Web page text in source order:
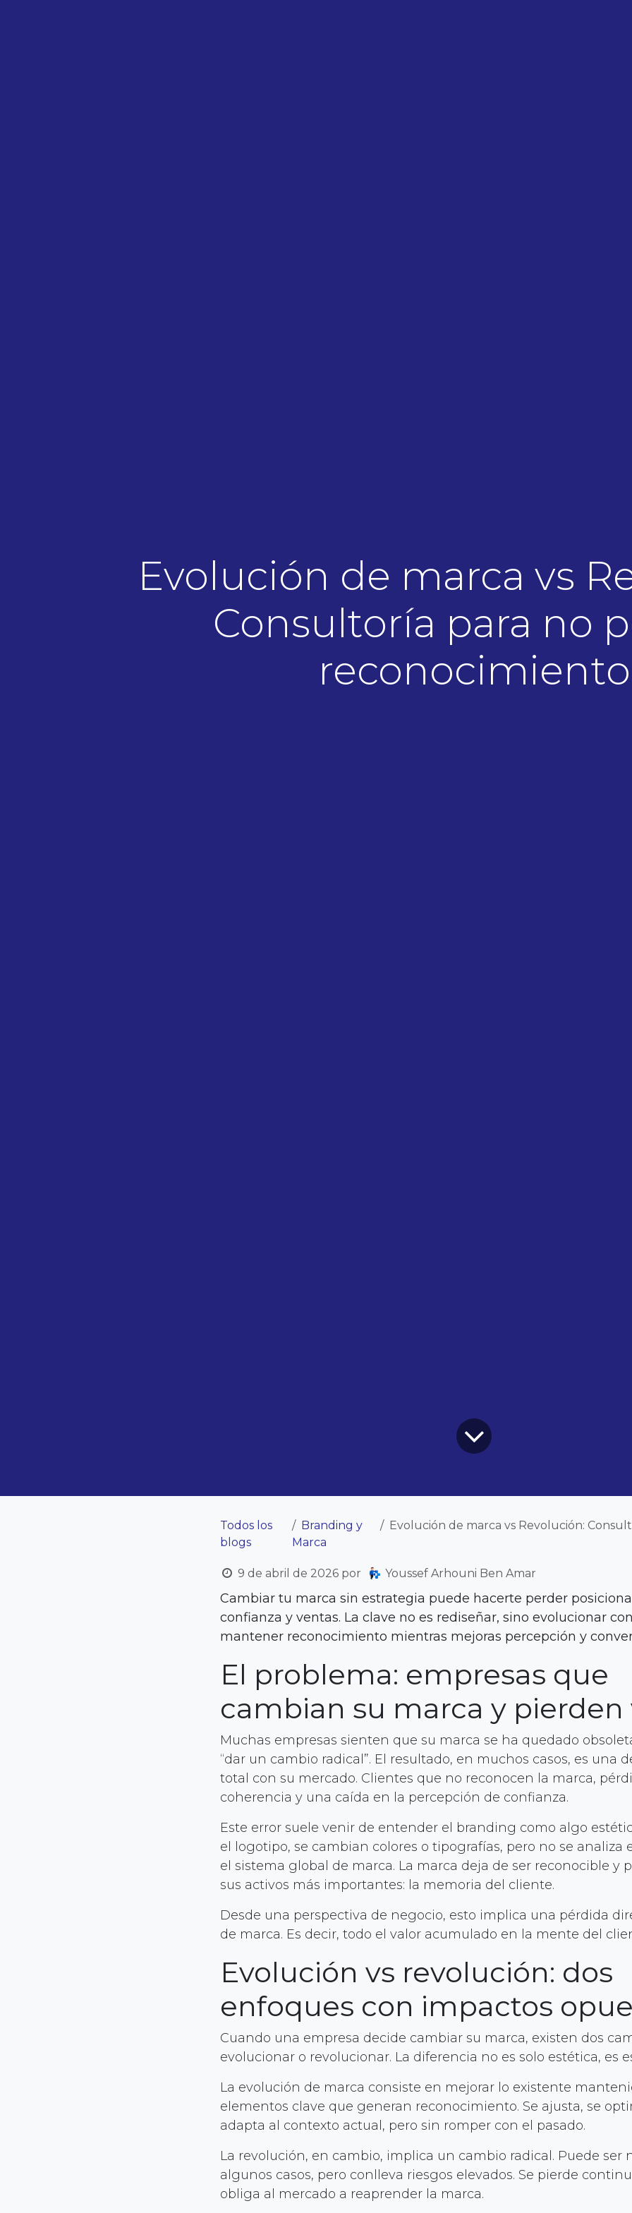
Evolución de marca vs
Consultoría para no
reconocimiento
Todos los
blogs
Branding y
Marca
Evolución de marca vs Revolución: Consultoría para no
9 de abril de 2026 por Youssef Arhouni Ben Amar
Cambiar tu marca sin estrategia puede hacerte perder
confianza y ventas. La clave no es rediseñar, sino evolucionar
mantener reconocimiento mientras mejoras percepción y
El problema: empresas que
cambian su marca y pierden
Muchas empresas sienten que su marca se ha quedado
“dar un cambio radical”. El resultado, en muchos casos, es una
total con su mercado. Clientes que no reconocen la marca,
coherencia y una caída en la percepción de confianza.
Este error suele venir de entender el branding como algo
el logotipo, se cambian colores o tipografías, pero no se analiza
el sistema global de marca. La marca deja de ser reconocible y
sus activos más importantes: la memoria del cliente.
Desde una perspectiva de negocio, esto implica una pérdida
de marca. Es decir, todo el valor acumulado en la mente del
Evolución vs revolución: dos
enfoques con impactos
Cuando una empresa decide cambiar su marca, existen dos
evolucionar o revolucionar. La diferencia no es solo estética, es
La evolución de marca consiste en mejorar lo existente
elementos clave que generan reconocimiento. Se ajusta, se
adapta al contexto actual, pero sin romper con el pasado.
La revolución, en cambio, implica un cambio radical. Puede ser
algunos casos, pero conlleva riesgos elevados. Se pierde
obliga al mercado a reaprender la marca.